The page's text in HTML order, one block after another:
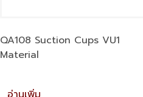
QA108 Suction Cups VU1
Material